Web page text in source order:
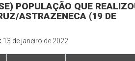
POPULAÇÃO QUE
ASTRAZENECA (19 DE
13 de janeiro de 2022